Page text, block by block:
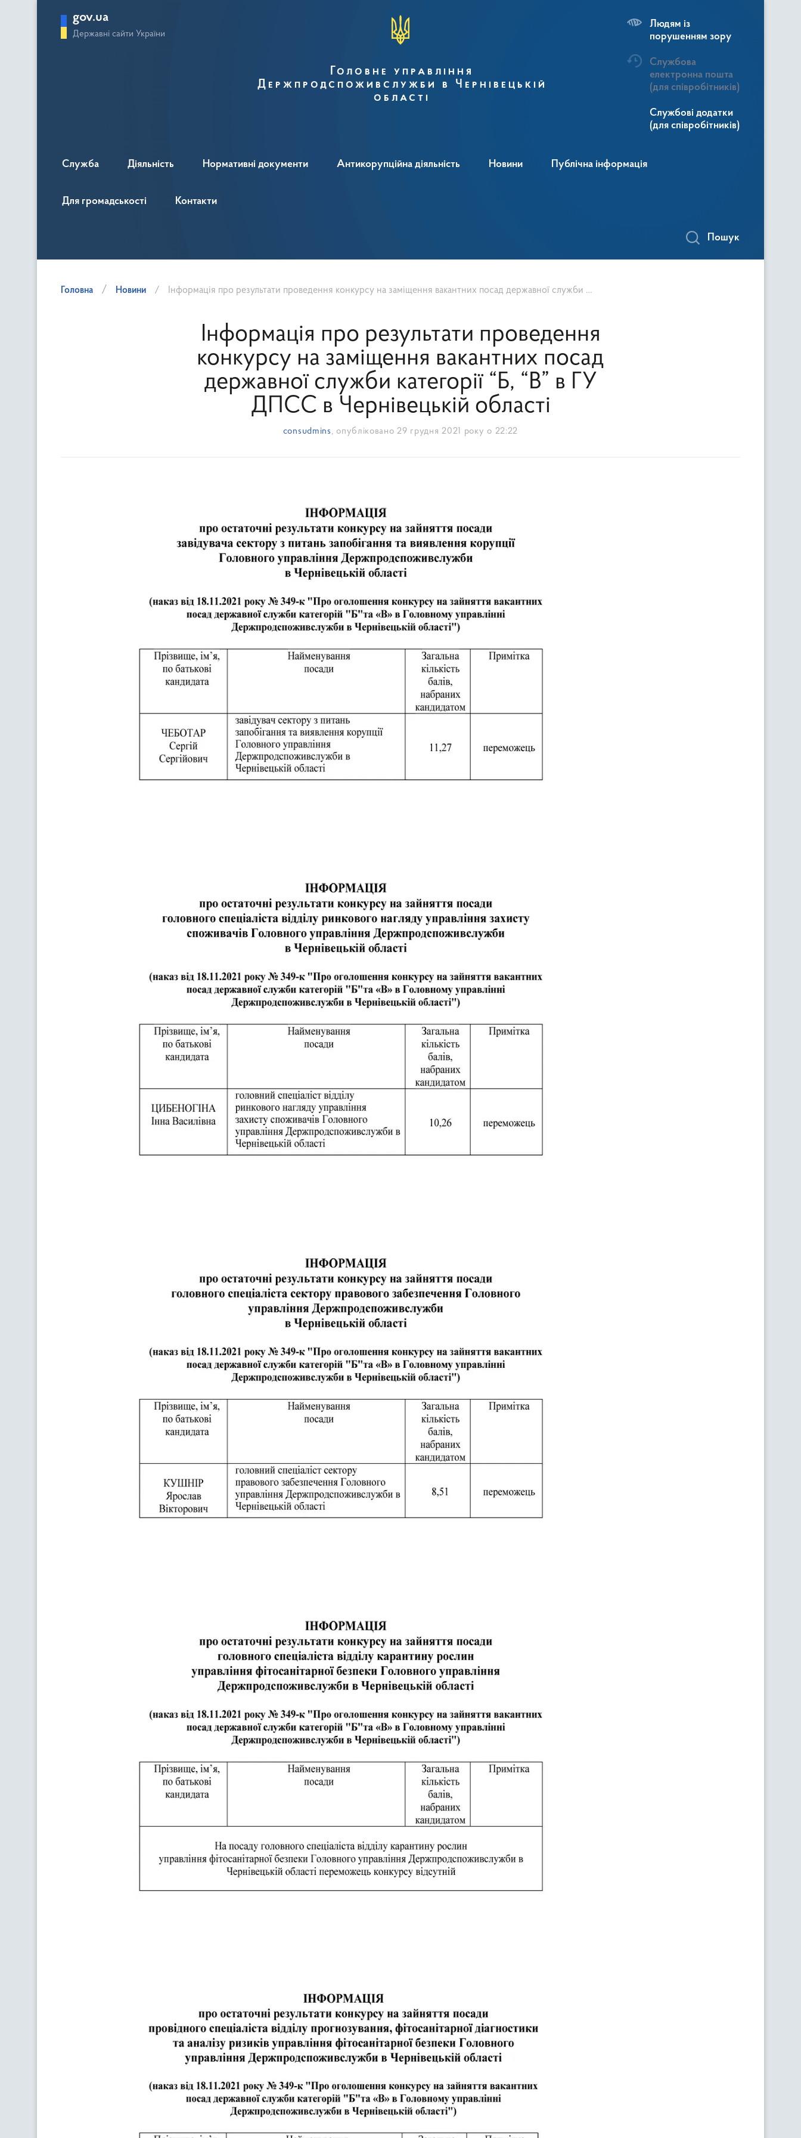
gov.ua
Державні сайти України
Головне управління
Держпродспоживслужби в Чернівецькій
області
Людям із
порушенням зору
Службова
електронна пошта
(для співробітників)
Службові додатки
(для співробітників)
Служба Діяльність Нормативні документи Антикорупційна діяльність Новини Публічна інформація
Для громадськості Контакти
Пошук
Головна Новини Інформація про результати проведення конкурсу на заміщення вакантних посад державної служби категорії “Б, “В” в ГУ ДПСС в Чернівецькій області
Інформація про результати проведення
конкурсу на заміщення вакантних посад
державної служби категорії “Б, “В” в ГУ
ДПСС в Чернівецькій області
consudmins , опубліковано 29 грудня 2021 року о 22:22